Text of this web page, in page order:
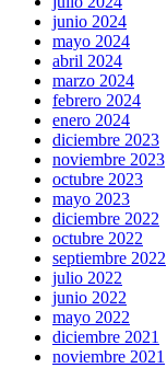
junio 2024
mayo 2024
abril 2024
marzo 2024
febrero 2024
enero 2024
diciembre 2023
noviembre 2023
octubre 2023
mayo 2023
diciembre 2022
octubre 2022
septiembre 2022
julio 2022
junio 2022
mayo 2022
diciembre 2021
noviembre 2021